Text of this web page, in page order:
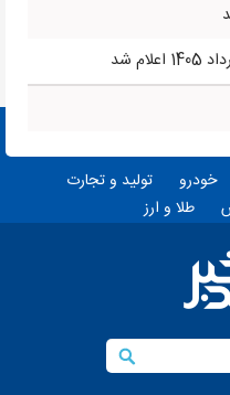
شد
خودرو
تولید و تجارت
طلا و ارز